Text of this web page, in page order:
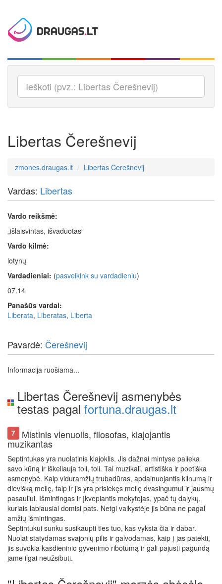
Libertas Čerešnevij
zmones.draugas.lt Libertas Čerešnevij
Vardas: Libertas
Vardo reikšmė:
„išlaisvintas, išvaduotas“
Vardo kilmė:
lotynų
Vardadieniai: (pasveikink su vardadieniu)
07.14
Panašūs vardai:
Liberata, Liberatas, Liberta
Pavardė: Čerešnevij
Informacija ruošiama...
Libertas Čerešnevij asmenybės
testas pagal fortuna.draugas.lt
7 Mistinis vienuolis, filosofas, klajojantis
muzikantas
Septintukas yra nuolatinis klajoklis. Jis dažnai mintyse palieka
savo kūną ir iškeliauja toli, toli. Tai muzikali, artistiška ir poetiška
asmenybė. Kaip viduramžių trubadūras, apdainuojantis kilnumą ir
dievišką meilę, taip ir jis yra prisiekęs meilę dvasingumui ir jausmų
pasauliui. Išmintingas ir įkvepiantis mokytojas, ypač tų dalykų,
kuriais labiausiai domisi pats. Netgi vaikystėje jis būna ne pagal
amžių išmintingas.
Septintukui sunku susikaupti ties tuo, kas vyksta čia ir dabar.
Nuolat statydamas svajonių pilis ir galvodamas, kaip į jas patekti,
jis suvokia kasdieninio gyvenimo ribotumą ir gali pajusti pagundą
jame ilgai neužsibūti.